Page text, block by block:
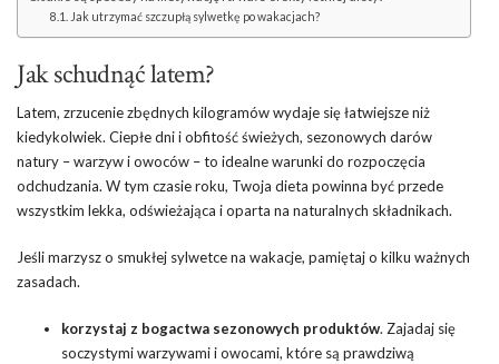
Jak utrzymać szczupłą sylwetkę po wakacjach?
Jak schudnąć latem?
Latem, zrzucenie zbędnych kilogramów wydaje się łatwiejsze niż
kiedykolwiek. Ciepłe dni i obfitość świeżych, sezonowych darów
natury – warzyw i owoców – to idealne warunki do rozpoczęcia
odchudzania. W tym czasie roku, Twoja dieta powinna być przede
wszystkim lekka, odświeżająca i oparta na naturalnych składnikach.
Jeśli marzysz o smukłej sylwetce na wakacje, pamiętaj o kilku ważnych
zasadach.
korzystaj z bogactwa sezonowych produktów. Zajadaj się
soczystymi warzywami i owocami, które są prawdziwą